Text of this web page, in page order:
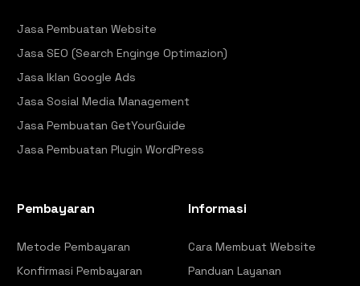
Jasa Pembuatan Website
Jasa SEO (Search Enginge Optimazion)
Jasa Iklan Google Ads
Jasa Sosial Media Management
Jasa Pembuatan GetYourGuide
Jasa Pembuatan Plugin WordPress
Pembayaran
Metode Pembayaran
Konfirmasi Pembayaran
Informasi
Cara Membuat Website
Panduan Layanan